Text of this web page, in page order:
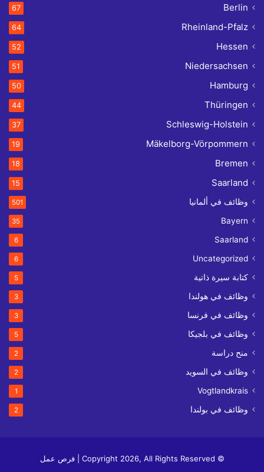
Berlin
67
Rheinland-Pfalz
64
Hessen
52
Niedersachsen
51
Hamburg
50
Thüringen
44
Schleswig-Holstein
37
Mäkelborg-Vörpommern
19
Bremen
18
Saarland
15
وظائف في ألمانيا 501
Bayern
35
Saarland
6
Uncategorized
6
كتابة سيرة ذاتية 5
وظائف في هولندا 3
وظائف في فرنسا 3
وظائف في بلجيكا 5
منح دراسة 2
وظائف في السويد 2
Vogtlandkrais
1
وظائف في بولندا 2
© Copyright 2026, All Rights Reserved | فرص عمل